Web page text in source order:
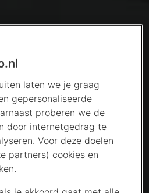
laten we je graag
gepersonaliseerde
proberen we de
door internetgedrag te
Voor deze doelen
partners) cookies en